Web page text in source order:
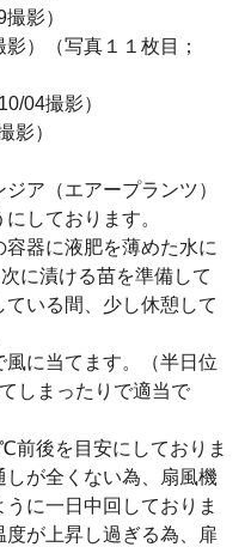
影）
）（写真１１枚目；
04撮影）
影）
ア（エアープランツ）
しております。
器に液肥を薄めた水に
に漬ける苗を準備して
いる間、少し休憩して
に当てます。（半日位
しまったりで適当で
前後を目安にしておりま
が全くない為、扇風機
に一日中回しておりま
が上昇し過ぎる為、扉